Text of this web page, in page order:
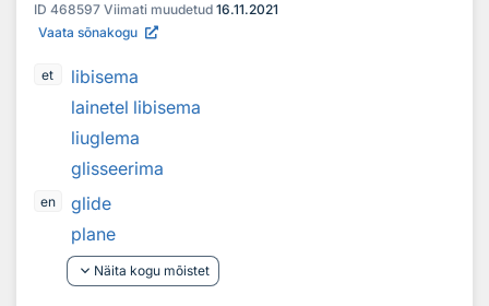
ID 468597 Viimati muudetud 16.11.2021
Vaata sõnakogu
et
libisema
lainetel libisema
liuglema
glisseerima
en
glide
plane
keyboard_arrow_down Näita kogu mõistet